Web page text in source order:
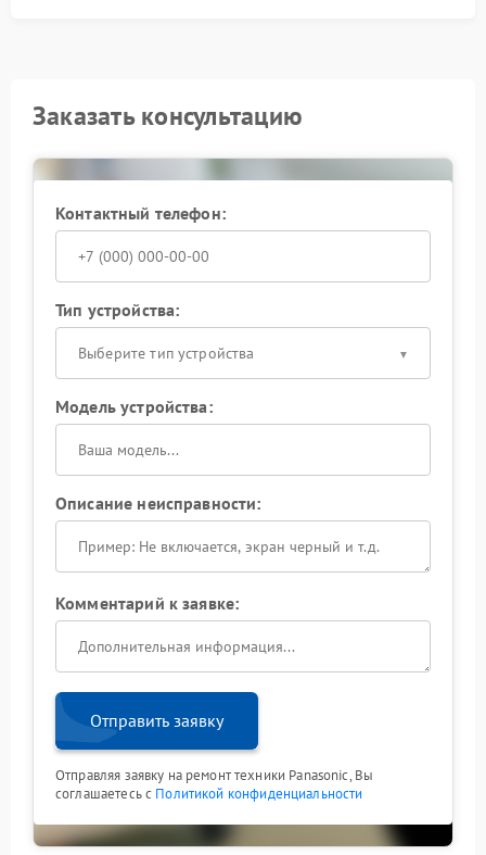
Заказать консультацию
Контактный телефон:
Тип устройства:
Выберите тип устройства
Модель устройства:
Описание неисправности:
Комментарий к заявке:
Отправить заявку
Отправляя заявку на ремонт техники Panasonic, Вы
соглашаетесь с Политикой конфиденциальности